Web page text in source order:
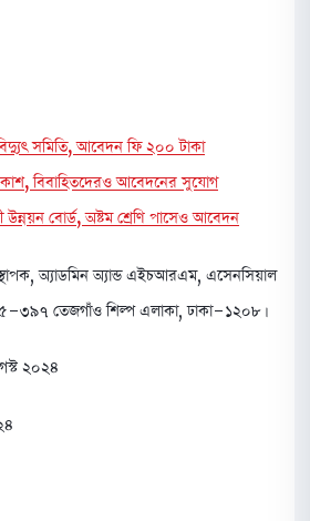
সমিতি, আবেদন ফি ২০০ টাকা
বিবাহিতদেরও আবেদনের সুযোগ
বোর্ড, অষ্টম শ্রেণি পাসেও আবেদন
অ্যাডমিন অ্যান্ড এইচআরএম, এসেনসিয়াল
৩৯৭ তেজগাঁও শিল্প এলাকা, ঢাকা-১২০৮।
২০২৪